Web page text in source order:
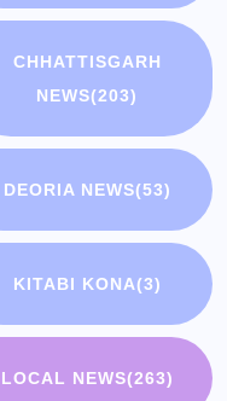
CHHATTISGARH
NEWS(203)
DEORIA NEWS(53)
KITABI KONA(3)
LOCAL NEWS(263)